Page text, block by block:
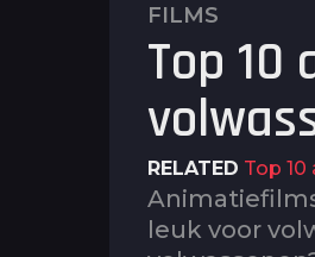
2
j
a
r
a
g
o
2
FILMS
Top
RELATED Top
leuk voor